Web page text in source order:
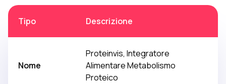
Tipo Descrizione
Nome
Proteinvis, Integratore
Alimentare Metabolismo
Proteico